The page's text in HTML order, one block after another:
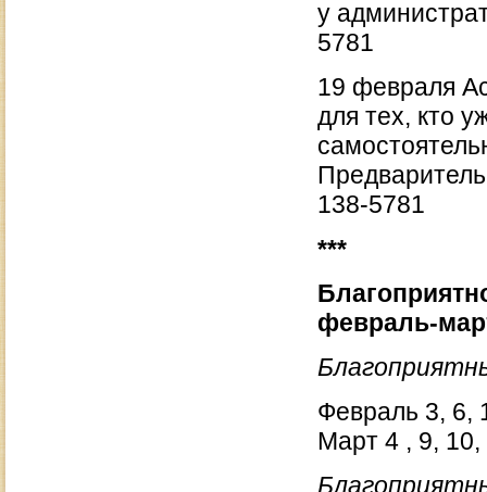
у
5781
19 февраля
для тех, кто
138-5781
***
февраль-
Февраль 3, 6,
Март 4 , 9, 10,